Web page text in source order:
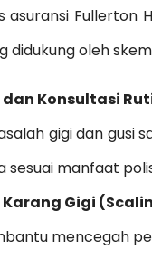
asuransi
didukung oleh
Konsultasi
gigi dan gusi
sesuai manfaat
Gigi
mencegah